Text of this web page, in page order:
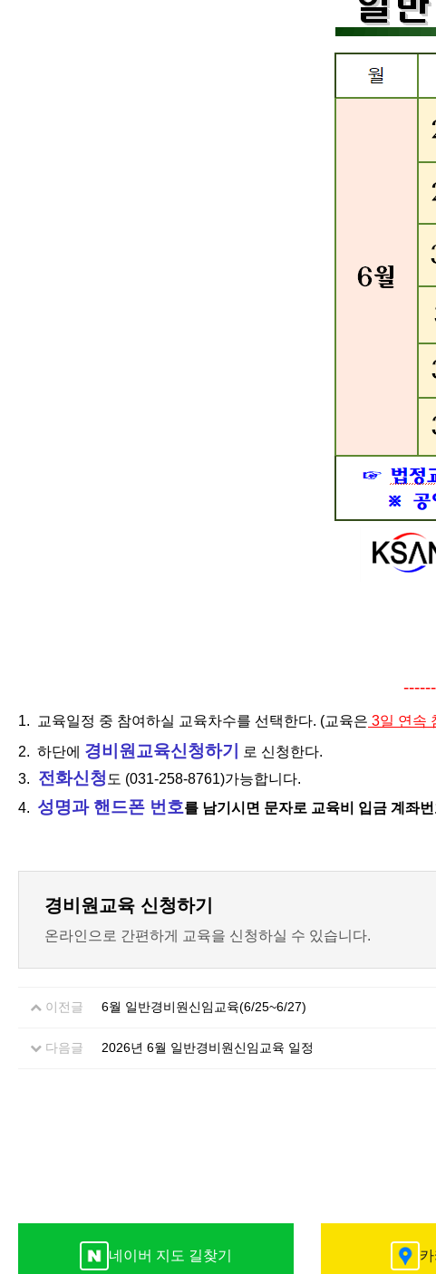
1. 교육일정 중 참여하실 교육차수를 선택한다. (교육은 3일 연속
2. 하단에 경비원교육신청하기
로 신청한다.
3.
전화신청 도 (031-258-8761)가능합니다.
4. 성명과 핸드폰 번호를 남기시면 문자로 교육비 입금 계좌
경비원교육 신청하기
온라인으로 간편하게 교육을 신청하실 수 있습니다.
이전글 6월 일반경비원신임교육(6/25~6/27)
다음글 2026년 6월 일반경비원신임교육 일정
네이버 지도 길찾기